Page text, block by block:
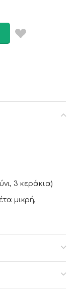
3 κεράκια)
μικρή,